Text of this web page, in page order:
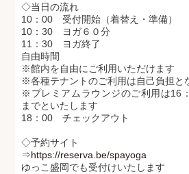
◇当日の流れ
10：00 受付開始（着替え・準備）
10：30 ヨガ６０分
11：30 ヨガ終了
自由時間
※館内を自由にご利用いただけます
※各種テナントのご利用は自己負担と
※プレミアムラウンジのご利用は16
までといたします
18：00 チェックアウト
◇予約サイト
⇒https://reserva.be/spayoga
ゆっこ盛岡でも受付けいたします